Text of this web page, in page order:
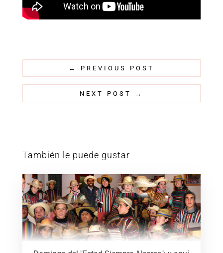
← PREVIOUS POST
NEXT POST →
También le puede gustar